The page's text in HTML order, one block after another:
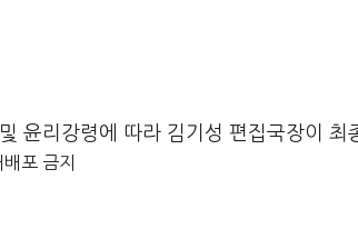
윤리강령에 따라 김기성 편집국장이 최
포 금지